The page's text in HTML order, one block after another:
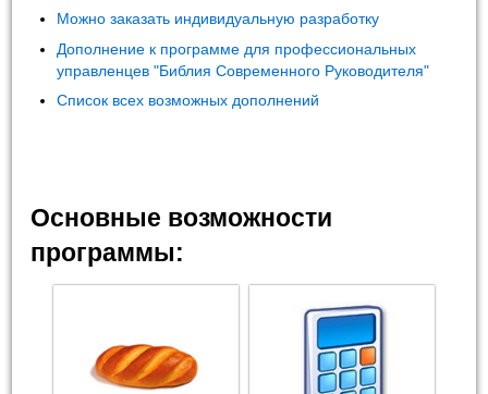
Можно заказать индивидуальную разработку
Дополнение к программе для профессиональных
управленцев "Библия Современного Руководителя"
Список всех возможных дополнений
Основные возможности
программы: